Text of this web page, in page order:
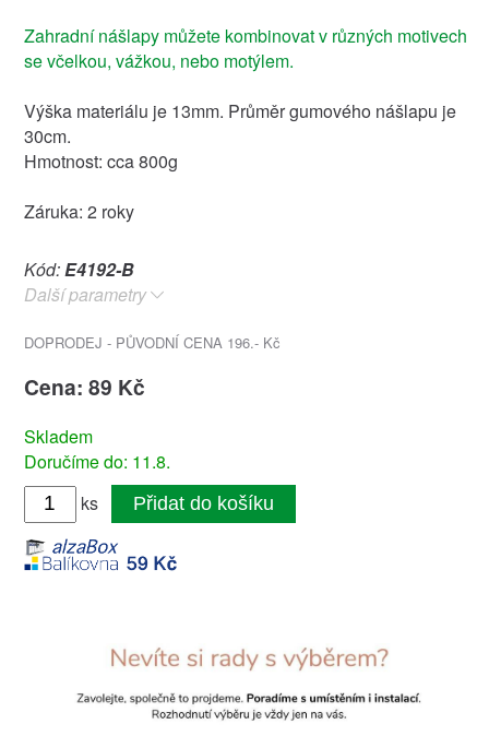
Zahradní nášlapy můžete kombinovat v různých motivech
se včelkou, vážkou, nebo motýlem.
Výška materiálu je 13mm. Průměr gumového nášlapu je
30cm.
Hmotnost: cca 800g
Záruka: 2 roky
Kód:E4192-B
Další parametry
DOPRODEJ - PŮVODNÍ CENA 196.- Kč
Cena: 89 Kč
Skladem
Doručíme do: 11.8.
ks
Přidat do košíku